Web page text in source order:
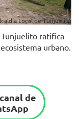
Local de Tunjuelito
Tunjuelito ratifica
urbano.
de